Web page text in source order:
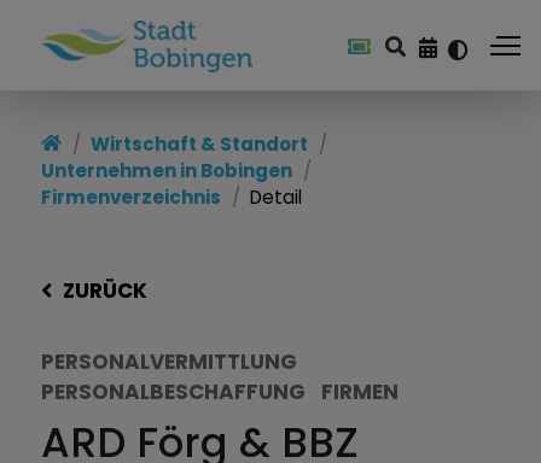
Wirtschaft & Standort
Unternehmen in Bobingen
Firmenverzeichnis
Detail
ZURÜCK
PERSONALVERMITTLUNG
PERSONALBESCHAFFUNG
FIRMEN
ARD Förg & BBZ